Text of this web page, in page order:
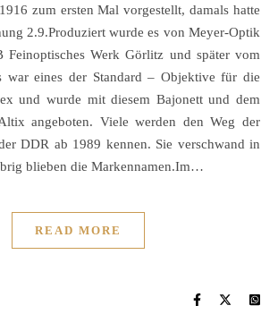
zum ersten Mal vorgestellt, damals hatte
2.9.Produziert wurde es von Meyer-Optik
Feinoptisches Werk Görlitz und später vom
war eines der Standard – Objektive für die
und wurde mit diesem Bajonett und dem
angeboten. Viele werden den Weg der
DDR ab 1989 kennen. Sie verschwand in
blieben die Markennamen.Im…
READ MORE